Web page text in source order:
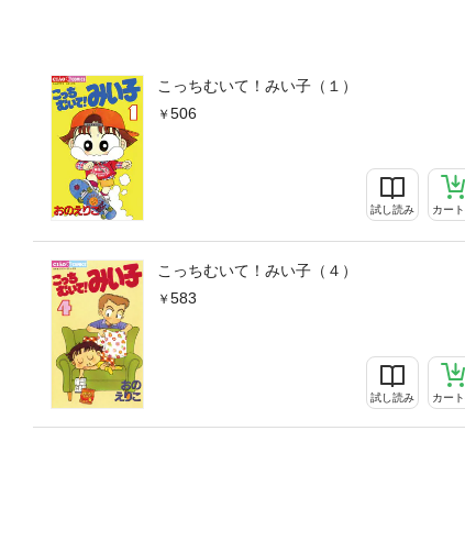
こっちむいて！みい子（１）
506
試し読み カー
こっちむいて！みい子（４）
583
試し読み カー